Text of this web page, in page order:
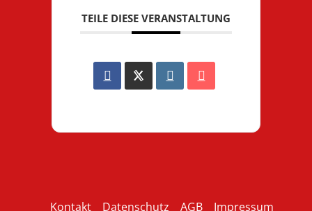
TEILE DIESE VERANSTALTUNG
Kontakt Datenschutz AGB Impressum